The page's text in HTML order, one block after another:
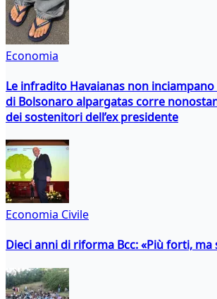
Economia
Le infradito Havaianas non
di Bolsonaro alpargatas corre
dei sostenitori dell’ex presidente
Economia Civile
Dieci anni di riforma Bcc: «Più forti, ma